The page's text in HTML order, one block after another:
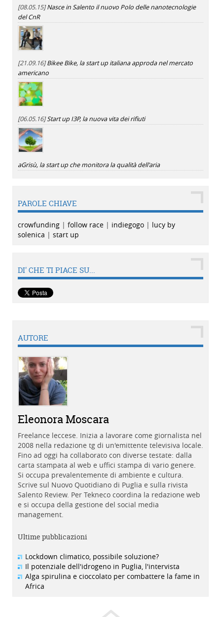
[08.05.15]Nasce in Salento il nuovo Polo delle nanotecnologie
del CnR
[21.09.16]Bikee Bike, la start up italiana approda nel mercato
americano
[06.05.16]Start up I3P, la nuova vita dei rifiuti
aGrisù, la start up che monitora la qualità dell'aria
PAROLE CHIAVE
crowfunding | follow race | indiegogo | lucy by
solenica | start up
DI' CHE TI PIACE SU...
AUTORE
Eleonora Moscara
Freelance leccese. Inizia a lavorare come giornalista nel
2008 nella redazione tg di un'emittente televisiva locale.
Fino ad oggi ha collaborato con diverse testate: dalla
carta stampata al web e uffici stampa di vario genere.
Si occupa prevalentemente di ambiente e cultura.
Scrive sul Nuovo Quotidiano di Puglia e sulla rivista
Salento Review. Per Tekneco coordina la redazione web
e si occupa della gestione del social media
management.
Ultime pubblicazioni
Lockdown climatico, possibile soluzione?
Il potenziale dell'idrogeno in Puglia, l'intervista
Alga spirulina e cioccolato per combattere la fame in
Africa